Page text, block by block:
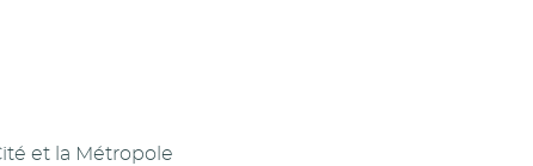
et la Métropole